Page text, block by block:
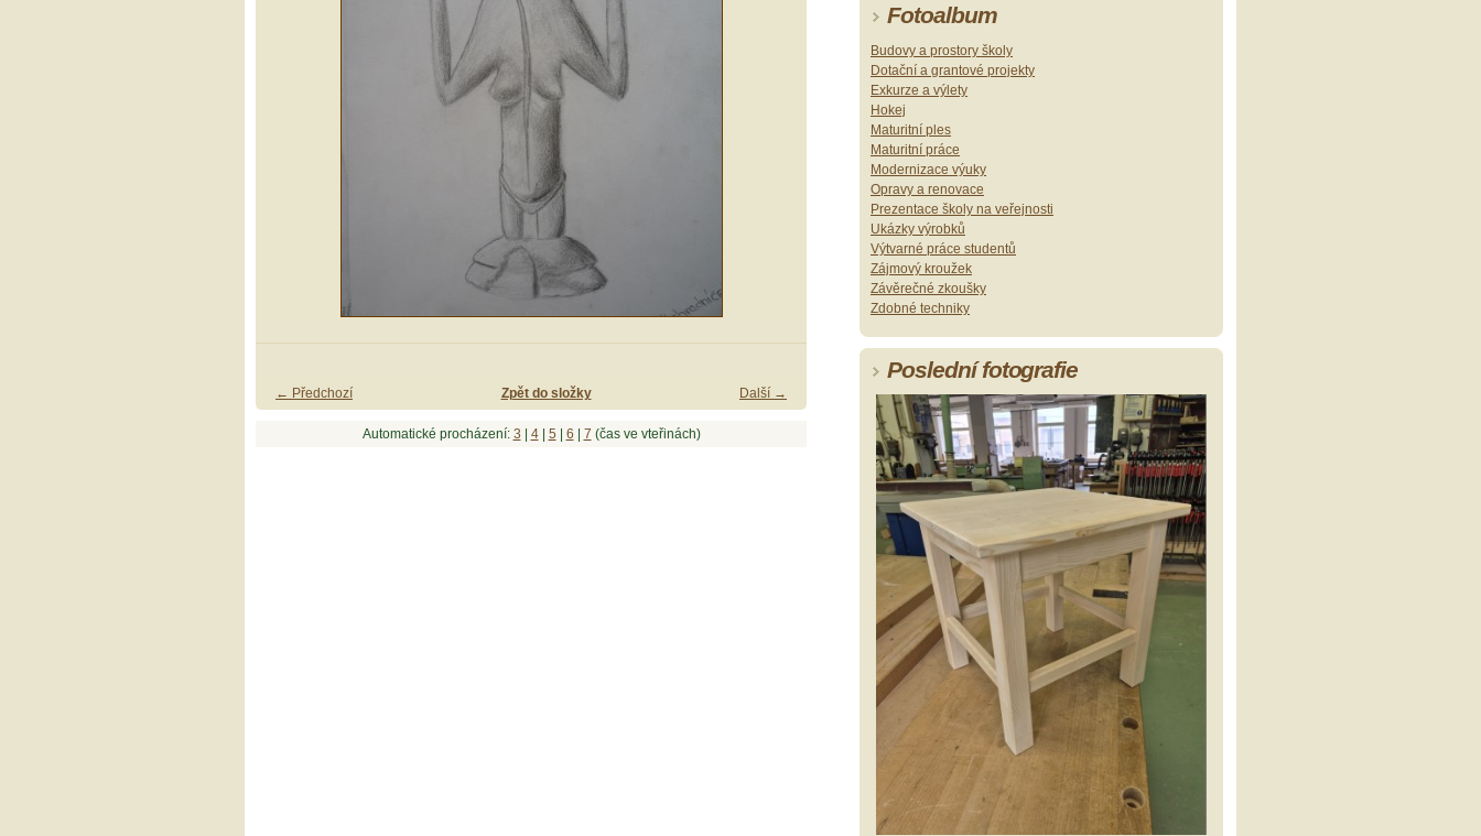
← Předchozí Další →
Zpět do složky
Automatické procházení: 3 4| 5 6 7 (čas ve vteřinách)
Fotoalbum
Budovy a prostory školy
Dotační a grantové projekty
Exkurze a výlety
Hokej
Maturitní ples
Maturitní práce
Modernizace výuky
Opravy a renovace
Prezentace školy na veřejnosti
Ukázky výrobků
Výtvarné práce studentů
Zájmový kroužek
Závěrečné zkoušky
Zdobné techniky
Poslední fotografie